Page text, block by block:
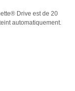
Drive est de 20
automatiquement.